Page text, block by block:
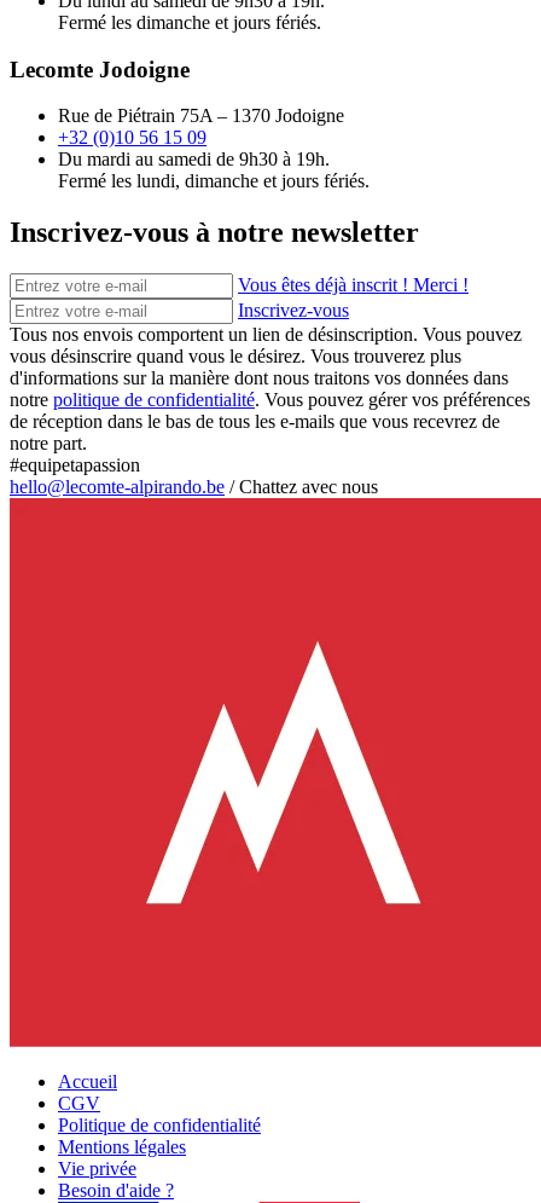
Fermé les dimanche et jours fériés.
Lecomte Jodoigne
Rue de Piétrain 75A – 1370 Jodoigne
+32 (0)10 56 15 09
Du mardi au samedi de 9h30 à 19h.
Fermé les lundi, dimanche et jours fériés.
Inscrivez-vous à notre newsletter
Vous êtes déjà inscrit ! Merci !
Inscrivez-vous
Tous nos envois comportent un lien de désinscription. Vous pouvez
vous désinscrire quand vous le désirez. Vous trouverez plus
d'informations sur la manière dont nous traitons vos données dans
notre politique de confidentialité. Vous pouvez gérer vos préférences
de réception dans le bas de tous les e-mails que vous recevrez de
notre part.
#equipetapassion
hello@lecomte-alpirando.be /Chattez avec nous
Accueil
CGV
Politique de confidentialité
Mentions légales
Vie privée
Besoin d'aide ?